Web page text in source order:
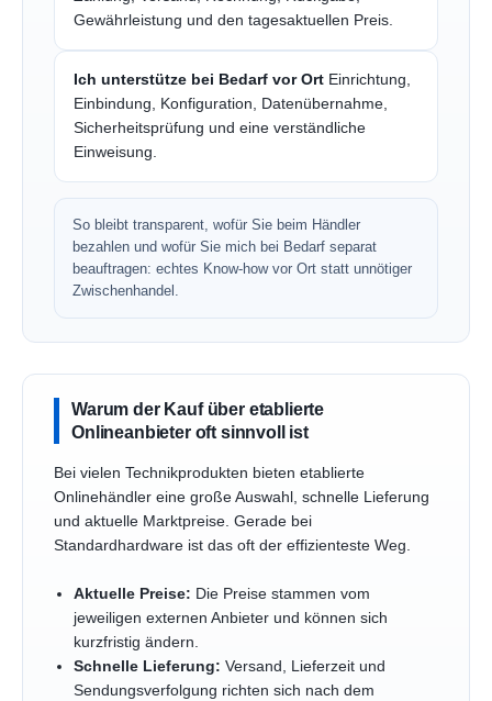
Gewährleistung und den tagesaktuellen Preis.
Ich unterstütze bei Bedarf vor Ort Einrichtung,
Einbindung, Konfiguration, Datenübernahme,
Sicherheitsprüfung und eine verständliche
Einweisung.
So bleibt transparent, wofür Sie beim Händler
bezahlen und wofür Sie mich bei Bedarf separat
beauftragen: echtes Know-how vor Ort statt unnötiger
Zwischenhandel.
Warum der Kauf über etablierte
Onlineanbieter oft sinnvoll ist
Bei vielen Technikprodukten bieten etablierte
Onlinehändler eine große Auswahl, schnelle Lieferung
und aktuelle Marktpreise. Gerade bei
Standardhardware ist das oft der effizienteste Weg.
Aktuelle Preise: Die Preise stammen vom
jeweiligen externen Anbieter und können sich
kurzfristig ändern.
Schnelle Lieferung: Versand, Lieferzeit und
Sendungsverfolgung richten sich nach dem